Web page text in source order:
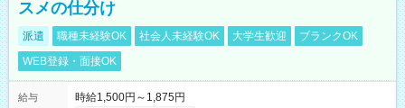
スメの仕分け
派遣 職種未経験OK 社会人未経験OK 大学生歓迎
ブランクOK
WEB登録・面接OK
給与
時給1,500円～1,875円